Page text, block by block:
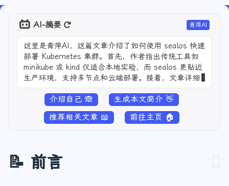
AI-摘要 青萍AI
这里是青萍AI，这篇文章介绍了如何使用 sealos 快速
部署 Kubernetes 集群。首先，作者指出传统工具如
minikube 或 kind 仅适合本地实验，而 sealos 更贴近
生产环境，支持多节点和云端部署。接着，文章详细
讲解了 sealos 的优势，包括简单易用、高可用
介绍自己 🙈
生成本文简介 👋
推荐相关文章 📖
前往主页 🏠
📝 前言